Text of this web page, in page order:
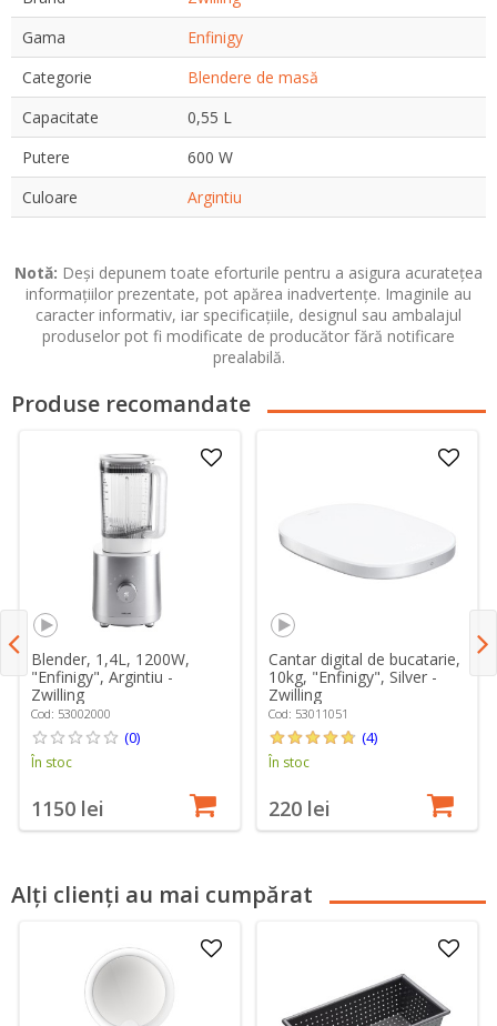
Gama
Enfinigy
Categorie
Blendere de masă
Capacitate
0,55 L
Putere
600 W
Culoare
Argintiu
Notă: Deși depunem toate eforturile pentru a asigura acuratețea
informațiilor prezentate, pot apărea inadvertențe. Imaginile au
caracter informativ, iar specificațiile, designul sau ambalajul
produselor pot fi modificate de producător fără notificare
prealabilă.
Produse recomandate
Blender, 1,4L, 1200W,
"Enfinigy", Argintiu -
Zwilling
Cod: 53002000
(0)
În stoc
1150 lei
Cantar digital de bucatarie,
10kg, "Enfinigy", Silver -
Zwilling
Cod: 53011051
(4)
În stoc
220 lei
Alți clienți au mai cumpărat